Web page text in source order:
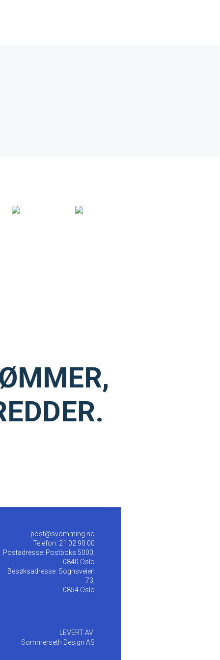
post@svomming.no
Telefon: 21 02 90 00
Postadresse: Postboks 5000,
0840 Oslo
Besøksadresse: Sognsveien
73,
0854 Oslo
LEVERT AV:
Sommerseth Design AS